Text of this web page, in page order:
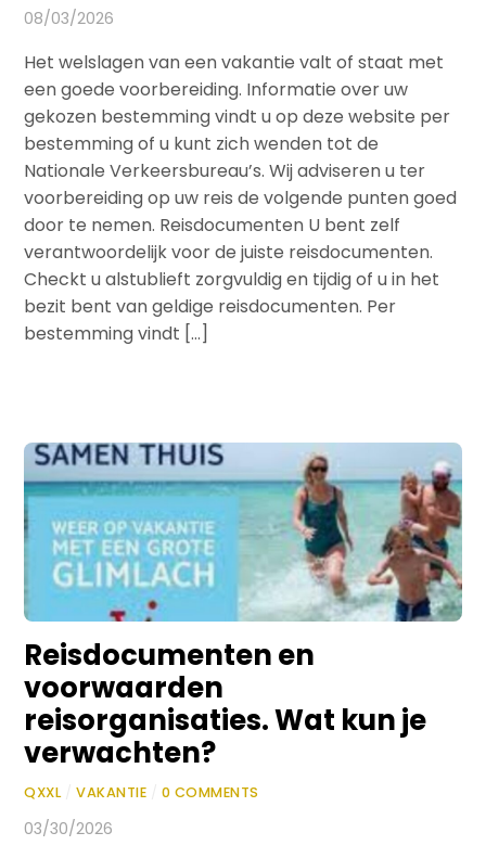
08/03/2026
Het welslagen van een vakantie valt of staat met
een goede voorbereiding. Informatie over uw
gekozen bestemming vindt u op deze website per
bestemming of u kunt zich wenden tot de
Nationale Verkeersbureau’s. Wij adviseren u ter
voorbereiding op uw reis de volgende punten goed
door te nemen. Reisdocumenten U bent zelf
verantwoordelijk voor de juiste reisdocumenten.
Checkt u alstublieft zorgvuldig en tijdig of u in het
bezit bent van geldige reisdocumenten. Per
bestemming vindt […]
Reisdocumenten en
voorwaarden
reisorganisaties. Wat kun je
verwachten?
QXXL VAKANTIE 0 COMMENTS
03/30/2026